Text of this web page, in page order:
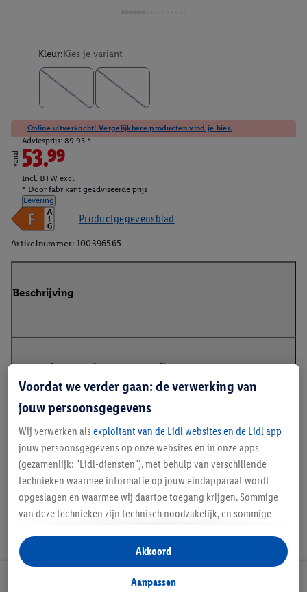
Kleur:Kies je variant
Online uitverkocht! Vergelijkbare producten vind je hier.
vanaf
Adviesprijs: 89.95 *
53.99
Incl. BTW excl.
* Door fabrikant geadviseerde prijs
Levering
Productgegevensblad
Artikelnummer: 100396565
Beschrijving
Klanteninformatie over batterijen Europese
Batterijenverordening
Handleidingen en downloads
Lidl Nieuwsbrief
Voordat we verder gaan: de verwerking van
jouw persoonsgegevens
Wij verwerken als exploitant van de Lidl websites en de Lidl app
jouw persoonsgegevens op onze websites en in onze apps
(gezamenlijk: "Lidl-diensten"), met behulp van verschillende
technieken waarmee informatie op jouw eindapparaat wordt
opgeslagen en waarmee wij daartoe toegang krijgen. Sommige
van deze technieken zijn technisch noodzakelijk, en sommige
opslaan van voorkeursinstellingen, het verzamelen en
analyseren van statistieken of voor het tonen van
gepersonaliseerde reclame binnen en buiten de Lidl-diensten.
Aanpassen
Akkoord